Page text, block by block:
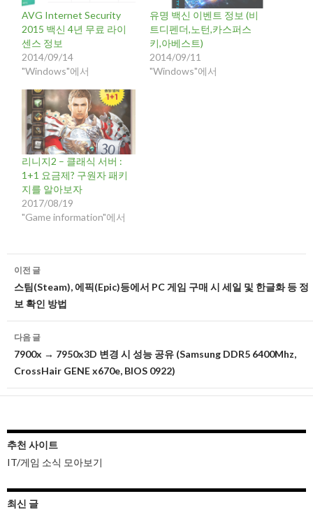
AVG Internet Security
2015 백신 4년 무료 라이
센스 정보
2014/09/14
"Windows"에서
유명 백신 이벤트 정보 (비
트디펜더,노턴,카스퍼스
키,아베스트)
2014/09/11
"Windows"에서
리니지2 – 클래식 서버 :
1+1 요금제? 구원자 패키
지를 알아보자
2017/08/19
"Game information"에서
글
네
비
게
이
션
이전 글
스팀(Steam), 에픽(Epic)등에서 PC 게임 구매 시 세일 및 한글화 등 정
보 확인 방법
다음 글
7900x → 7950x3D 변경 시 성능 공유 (Samsung DDR5 6400Mhz,
CrossHair GENE x670e, BIOS 0922)
추천 사이트
IT/게임 소식 모아보기
최신 글